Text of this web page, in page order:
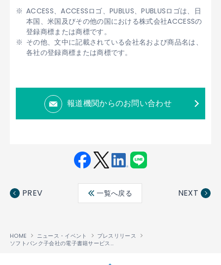
ACCESS、ACCESSロゴ、PUBLUS、PUBLUSロゴは、日
本国、米国及びその他の国における株式会社ACCESSの
登録商標または商標です。
その他、文中に記載されている会社名および商品名は、
各社の登録商標または商標です。
報道機関からのお問い合わせ
ebo ter
edin
PREV 一覧へ戻る NEXT
HOME ニュース・イベント
プレスリリース
ソフトバンク子会社の電子書籍サービス「ブック放題」のビューワに、「PUBLUS